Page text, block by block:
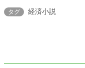
タグ 経済小説